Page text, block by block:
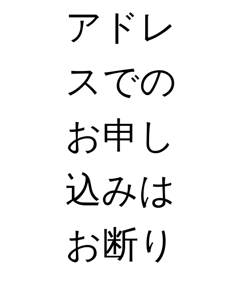
アドレ
スでの
お申し
込みは
お断り